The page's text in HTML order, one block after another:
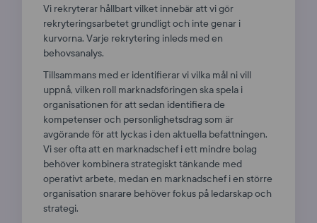
Vi rekryterar hållbart vilket innebär att vi gör
rekryteringsarbetet grundligt och inte genar i
kurvorna. Varje rekrytering inleds med en
behovsanalys.
Tillsammans med er identifierar vi vilka mål ni vill
uppnå, vilken roll marknadsföringen ska spela i
organisationen för att sedan identifiera de
kompetenser och personlighetsdrag som är
avgörande för att lyckas i den aktuella befattningen.
Vi ser ofta att en marknadschef i ett mindre bolag
behöver kombinera strategiskt tänkande med
operativt arbete, medan en marknadschef i en större
organisation snarare behöver fokus på ledarskap och
strategi.